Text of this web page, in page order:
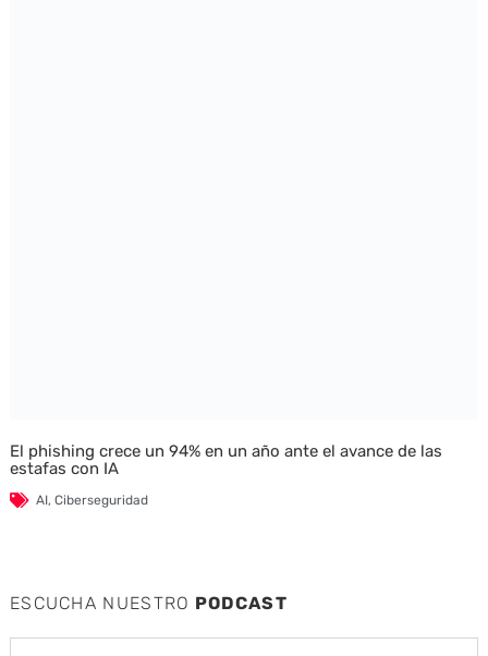
El phishing crece un 94% en un año ante el avance de las
estafas con IA
AI, Ciberseguridad
ESCUCHA NUESTRO PODCAST